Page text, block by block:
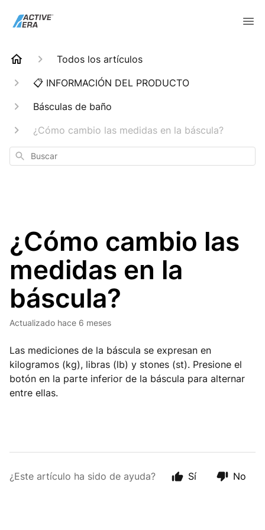
Todos los artículos
📋 INFORMACIÓN DEL PRODUCTO
Básculas de baño
¿Cómo cambio las medidas en la báscula?
Buscar
¿Cómo cambio las
medidas en la
báscula?
Actualizado hace 6 meses
Las mediciones de la báscula se expresan en
kilogramos (kg), libras (lb) y stones (st). Presione el
botón en la parte inferior de la báscula para alternar
entre ellas.
¿Este artículo ha sido de ayuda? Sí No